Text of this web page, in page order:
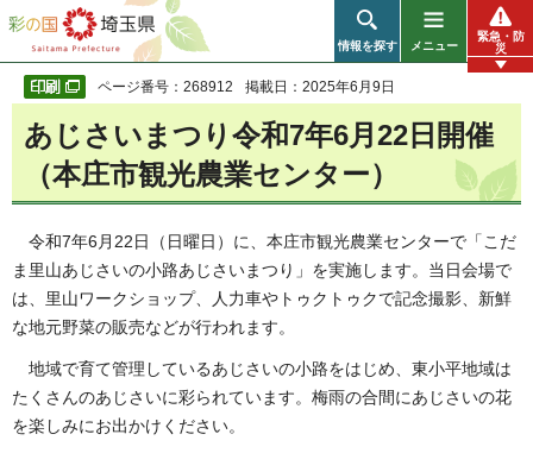
彩の国 埼玉県
情報を探す メニュー
緊急・防
災
ページ番号：268912 掲載日：2025年6月9日
あじさいまつり令和7年6月22日開催
（本庄市観光農業センター）
令和7年6月22日（日曜日）に、本庄市観光農業センターで「こだ
ま里山あじさいの小路あじさいまつり」を実施します。当日会場で
は、里山ワークショップ、人力車やトゥクトゥクで記念撮影、新鮮
な地元野菜の販売などが行われます。
地域で育て管理しているあじさいの小路をはじめ、東小平地域は
たくさんのあじさいに彩られています。梅雨の合間にあじさいの花
を楽しみにお出かけください。